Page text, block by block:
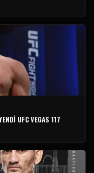
UFC VEGAS 117